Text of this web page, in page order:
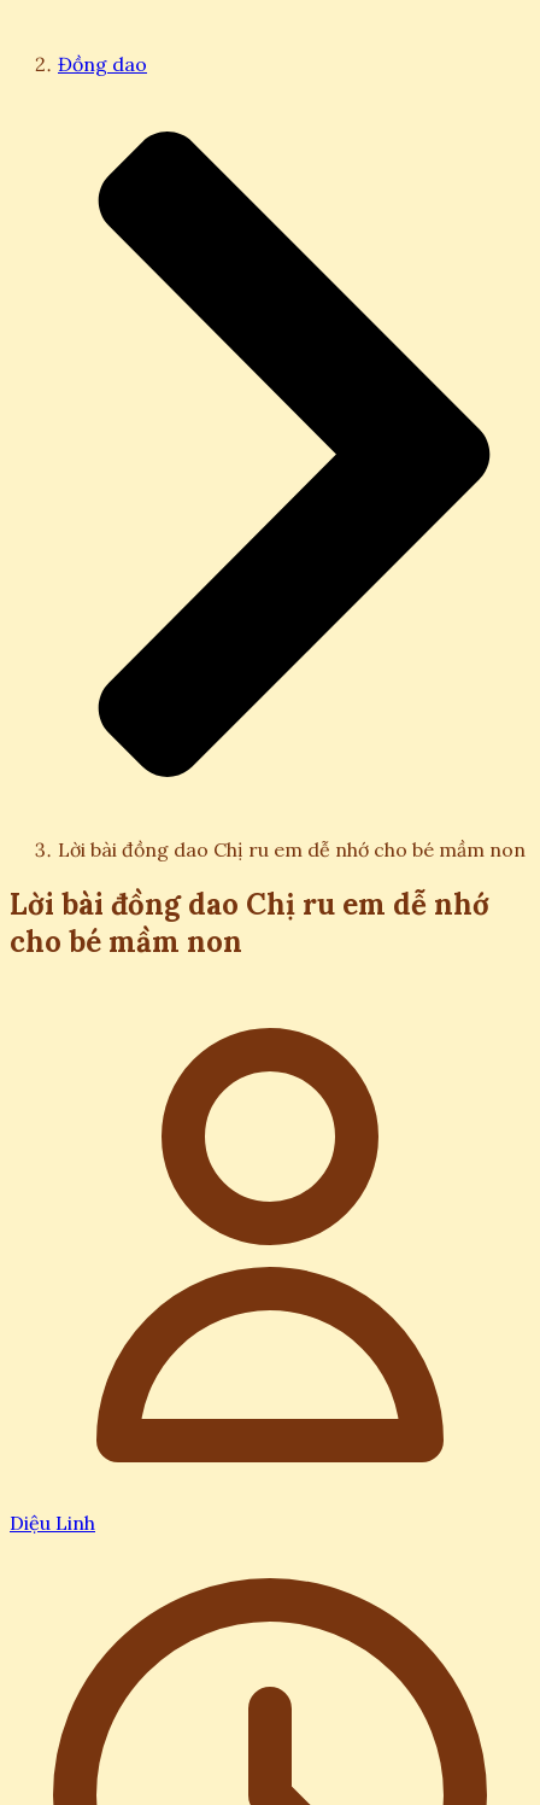
Đồng dao
Lời bài đồng dao Chị ru em dễ nhớ cho bé mầm non
Lời bài đồng dao Chị ru em dễ nhớ
cho bé mầm non
Diệu Linh